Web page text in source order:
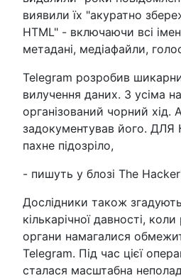
виявили їх "акуратно
HTML" - включаючи всі
метадані, медіафайли,
Telegram розробив
вилучення даних. З усіма
організований чорний хід.
задокументував його. ДЛЯ
пахне підозріло,
- пишуть у блозі The
Дослідники також
кількарічної давності,
органи намагалися
Telegram. Під час цієї
сталася масштабна